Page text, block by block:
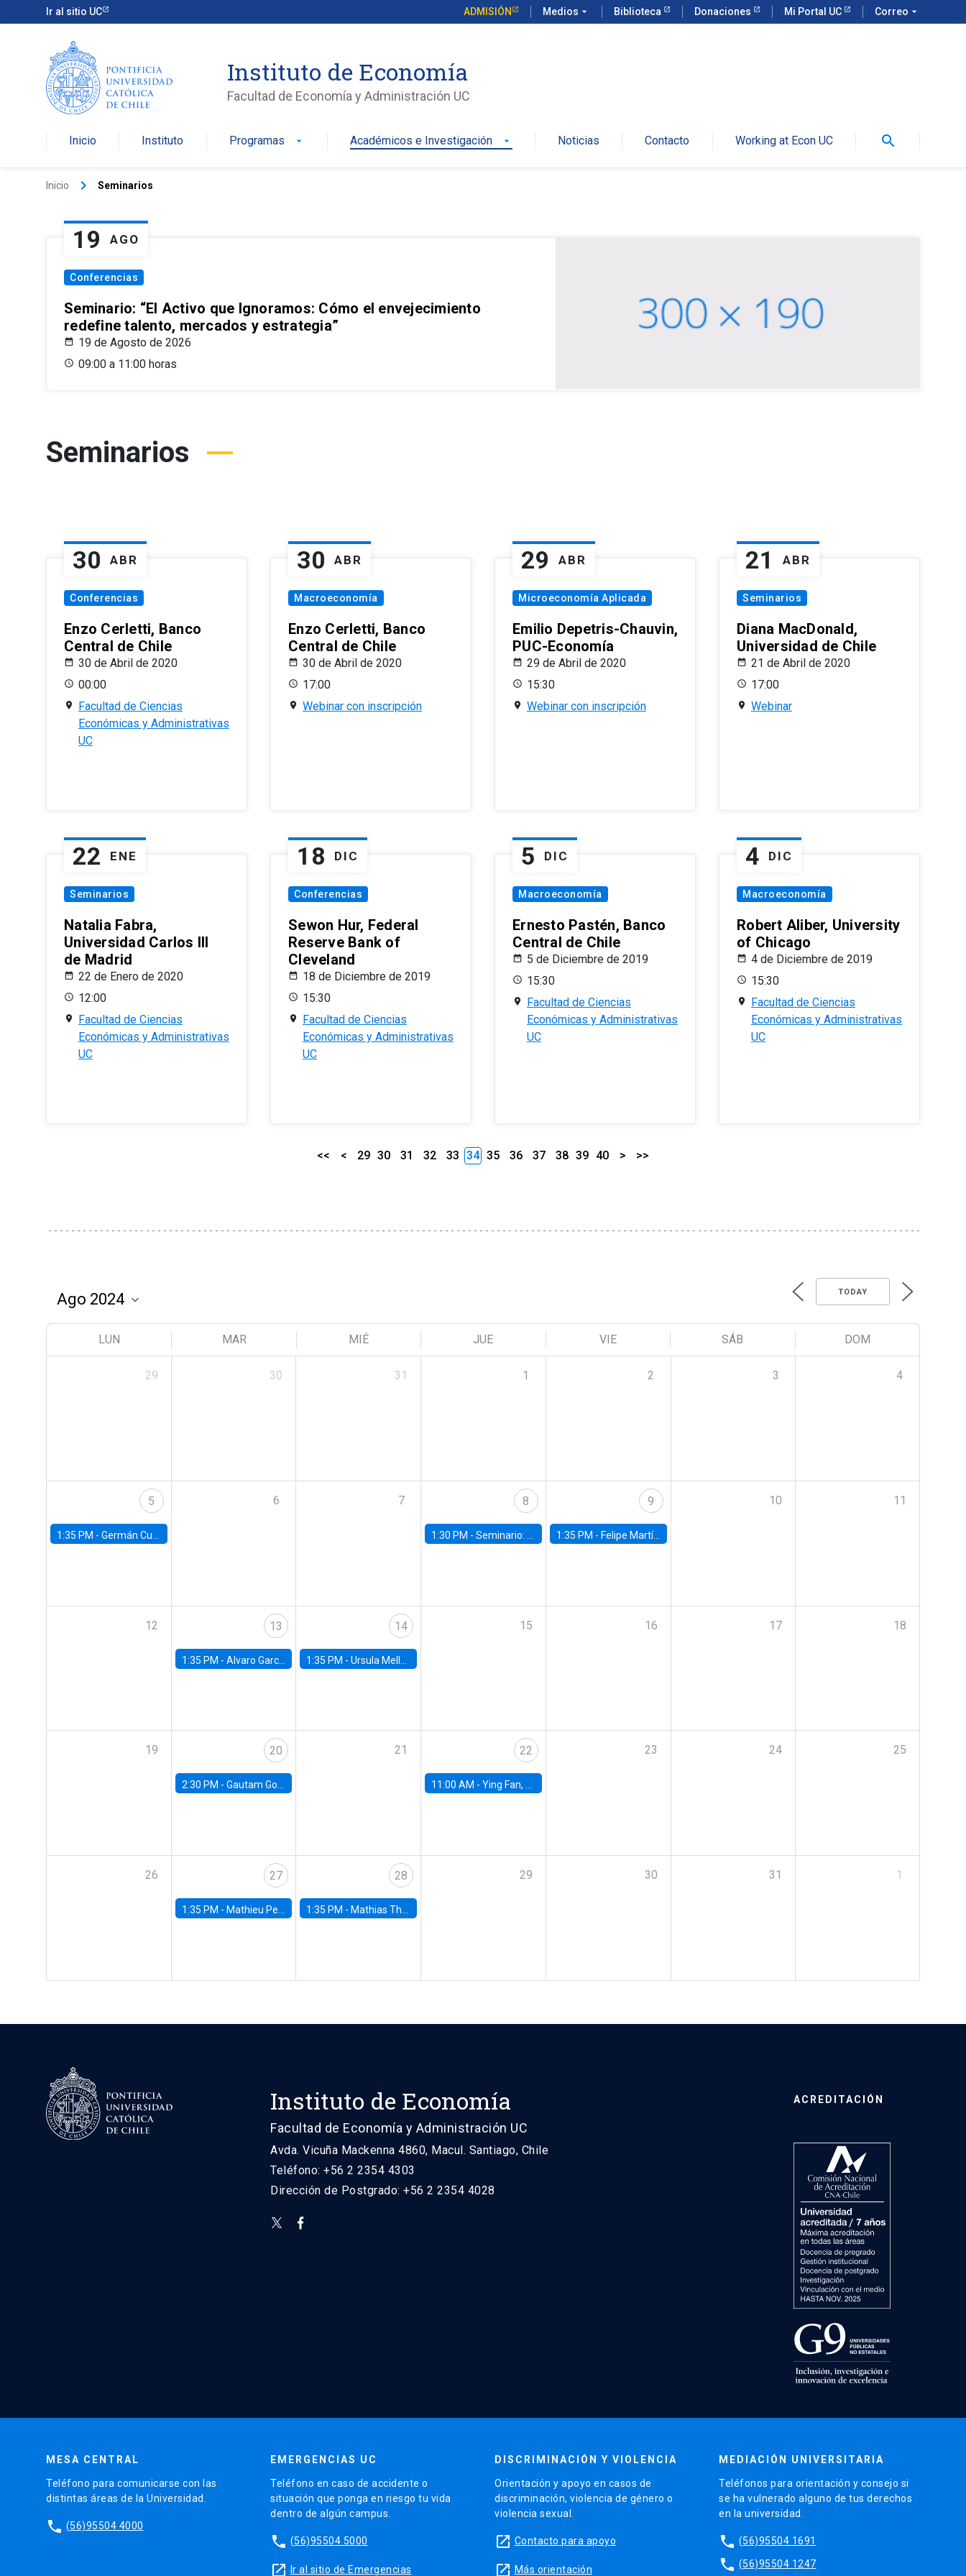
Ir al sitio UC ADMISIÓN Medios arrow_drop_down Biblioteca Donaciones Mi Portal UC Correo arrow_drop_down
Instituto de Economía
Facultad de Economía y Administración UC
Inicio Instituto Programas arrow_drop_down Académicos e Investigación arrow_drop_down Noticias Contacto Working at Econ UC search
Inicio keyboard_arrow_right Seminarios
19 AGO
Conferencias
Seminario: “El Activo que Ignoramos: Cómo el envejecimiento
redefine talento, mercados y estrategia”
19 de Agosto de 2026
09:00 a 11:00 horas
Seminarios
30 ABR
Conferencias
Enzo Cerletti, Banco
Central de Chile
30 de Abril de 2020
00:00
Facultad de Ciencias
Económicas y Administrativas
UC
30 ABR
Macroeconomía
Enzo Cerletti, Banco
Central de Chile
30 de Abril de 2020
17:00
Webinar con inscripción
29 ABR
Microeconomía Aplicada
Emilio Depetris-Chauvin,
PUC-Economía
29 de Abril de 2020
15:30
Webinar con inscripción
21 ABR
Seminarios
Diana MacDonald,
Universidad de Chile
21 de Abril de 2020
17:00
Webinar
22 ENE
Seminarios
Natalia Fabra,
Universidad Carlos III
de Madrid
22 de Enero de 2020
12:00
Facultad de Ciencias
Económicas y Administrativas
UC
18 DIC
Conferencias
Sewon Hur, Federal
Reserve Bank of
Cleveland
18 de Diciembre de 2019
15:30
Facultad de Ciencias
Económicas y Administrativas
UC
5 DIC
Macroeconomía
Ernesto Pastén, Banco
Central de Chile
5 de Diciembre de 2019
15:30
Facultad de Ciencias
Económicas y Administrativas
UC
4 DIC
Macroeconomía
Robert Aliber, University
of Chicago
4 de Diciembre de 2019
15:30
Facultad de Ciencias
Económicas y Administrativas
UC
<< < 29 30 31 32 33 34 35 36 37 38 39 40 > >>
TODAY
LUN MAR MIÉ JUE VIE SÁB DOM
29 30 31 1 2 3 4
5
1:35 PM - Germán Cubas, University of Houston
6 7 8
1:30 PM -Seminario: “Recuperando la humanidad para progresar en la era de la IA»
9
1:35 PM - Felipe Martínez, alumno Doctorado en Economía UC
10 11
12 13
1:35 PM - Alvaro Garcia-Marin, Universidad de Los Andes
14
1:35 PM -Ursula Mello, Insper - Institute of Education and Research
15 16 17 18
19 20
2:30 PM - Gautam Gowrisankaran, Columbia University
21 22
11:00 AM -Ying Fan, University of Michigan
23 24 25
26 27
1:35 PM - Mathieu Pedemonte, IDB
28
1:35 PM - Mathias Thoenig, University of Lausanne
29 30 31 1
Instituto de Economía
Facultad de Economía y Administración UC
Avda. Vicuña Mackenna 4860, Macul. Santiago, Chile
Teléfono: +56 2 2354 4303
Dirección de Postgrado: +56 2 2354 4028
ACREDITACIÓN
MESA CENTRAL
Teléfono para comunicarse con las
distintas áreas de la Universidad.
phone (56)95504 4000
EMERGENCIAS UC
Teléfono en caso de accidente o
situación que ponga en riesgo tu vida
dentro de algún campus.
phone (56)95504 5000
launch Ir al sitio de Emergencias
DISCRIMINACIÓN Y VIOLENCIA
Orientación y apoyo en casos de
discriminación, violencia de género o
violencia sexual.
launch Contacto para apoyo
launch Más orientación
MEDIACIÓN UNIVERSITARIA
Teléfonos para orientación y consejo si
se ha vulnerado alguno de tus derechos
en la universidad.
phone (56)95504 1691
phone (56)95504 1247